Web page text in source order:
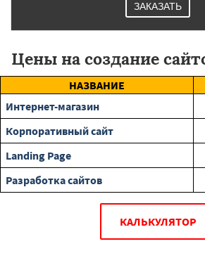
ЗАКАЗАТЬ
Цены на создание
НАЗВАНИЕ
Интернет-магазин
Корпоративный сайт
Landing Page
Разработка сайтов
КАЛЬКУЛЯТОР